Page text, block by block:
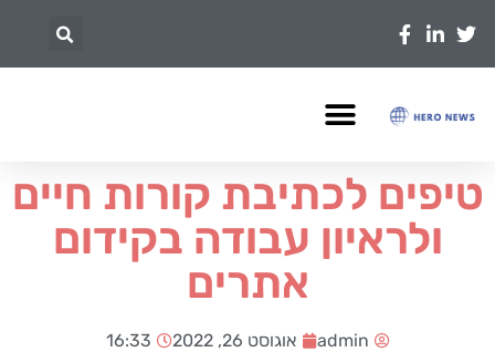
טיפים לכתיבת קורות חיים
ולראיון עבודה בקידום
אתרים
admin אוגוסט 26, 2022 16:33